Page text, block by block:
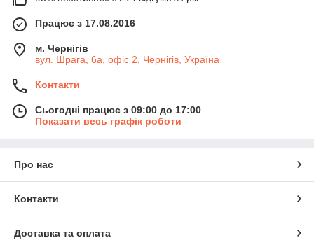
Працює з 17.08.2016
м. Чернігів
вул. Шрага, 6а, офіс 2, Чернігів, Україна
Контакти
Сьогодні працює з 09:00 до 17:00
Показати весь графік роботи
Про нас
Контакти
Доставка та оплата